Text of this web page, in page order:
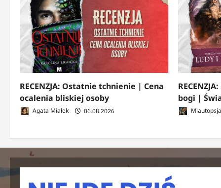
RECENZJA: Ostatnie tchnienie | Cena
ocalenia bliskiej osoby
Agata Miałek 06.08.2026
bogi |
Miautopsja